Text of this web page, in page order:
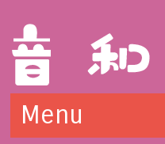
Menu